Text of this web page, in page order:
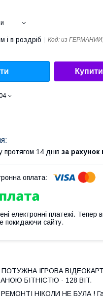
і в роздріб Код: из
протягом 14 днів за рахунок
електронні платежі. Тепер
покидаючи сайту.
ПОТУЖНА ІГРОВА
БІТНІСТЮ - 128 BIT.
НІКОЛИ НЕ БУЛА !